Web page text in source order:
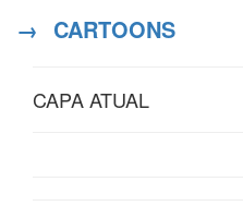
→ CARTOONS
CAPA ATUAL